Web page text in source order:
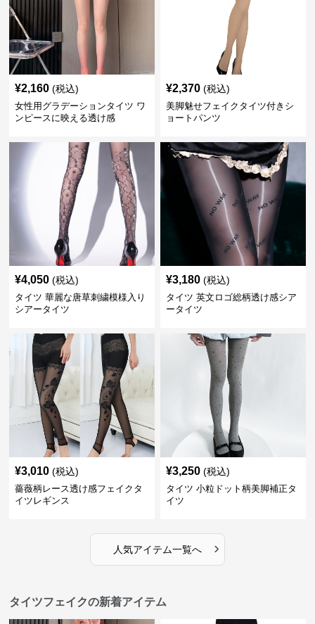
¥2,160 (税込)
女性用グラデーションタイツ ワ
ンピースに映える透け感
¥2,370 (税込)
美脚魅せフェイクタイツ付きシ
ョートパンツ
¥4,050 (税込)
タイツ 華麗な唐草刺繍模様入り
シアータイツ
¥3,180 (税込)
タイツ 英文ロゴ総柄透け感シア
ータイツ
¥3,010 (税込)
薔薇柄レース透け感フェイクタ
イツレギンス
¥3,250 (税込)
タイツ 小粒ドット柄美脚補正タ
イツ
人気アイテム一覧へ ›
タイツフェイクの新着アイテム